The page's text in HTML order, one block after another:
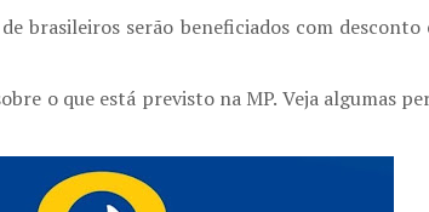
brasileiros serão beneficiados com
o que está previsto na MP. Veja algumas